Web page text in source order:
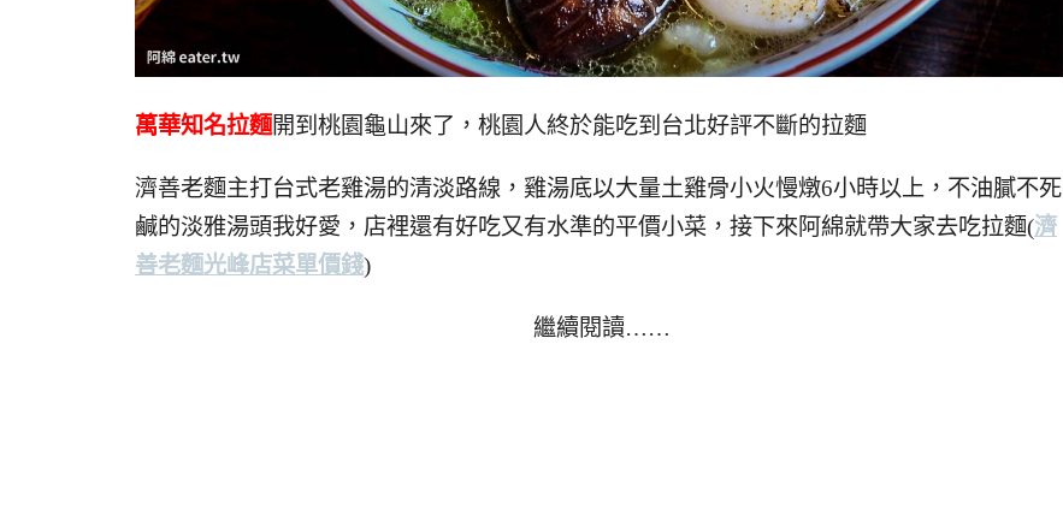
萬華知名拉麵開到桃園龜山來了，桃園人終於能吃到台北好評不斷的拉麵
濟善老麵主打台式老雞湯的清淡路線，雞湯底以大量土雞骨小火慢燉6小時以上，不油膩不死
鹹的淡雅湯頭我好愛，店裡還有好吃又有水準的平價小菜，接下來阿綿就帶大家去吃拉麵(濟
善老麵光峰店菜單價錢)
繼續閱讀……